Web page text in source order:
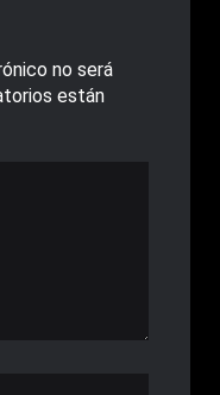
no será
están